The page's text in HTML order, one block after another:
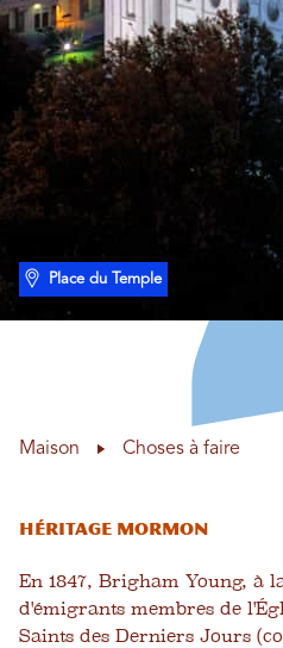
Place du Temple
Maison Choses à faire
héritage mormon
En 1847, Brigham Young, à
d'émigrants membres de
Saints des Derniers Jours